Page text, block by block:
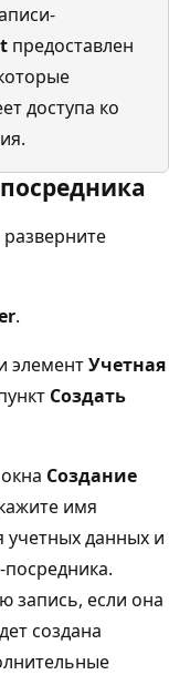
предоставлен
доступа ко
разверните
.
элементУчетная
Создать
Создание
имя
учетных данных и
запись, если она
создана